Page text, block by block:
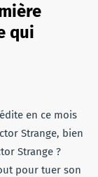
qui
en ce mois
Strange, bien
Strange ?
pour tuer son